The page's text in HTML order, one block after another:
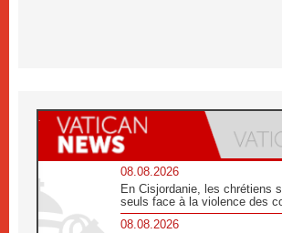
08.08.2026
En Cisjordanie, les chrétiens
seuls face à la violence des
08.08.2026